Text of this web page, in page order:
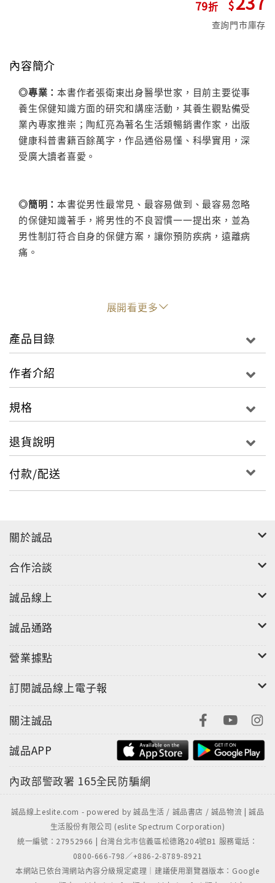
79
查詢門市庫存
內容簡介
◎專業： 本書作者張衛東出身醫學世家，目前主要從事
養生保健知識方面的研究和講座活動，其養生觀點備受
業內專家推崇；陶紅亮為著名生活類暢銷書作家，出版
健康科普書籍百餘萬字，作品通俗易懂、科學實用，深
受廣大讀者喜愛。
◎簡明： 本書從男性最常見、最容易做到、最容易忽略
的保健知識著手，將男性的不良習慣一一提出來，並為
男性制訂符合自身的保健方案，讓你預防疾病，遠離病
痛。
男性該養成怎樣的科學生活方式；生活方式和
疾病有哪些關聯；如何通過生活方式來調整及防治疾
病；如何通過對各種營養素的攝取來保持健康；五穀雜
糧該吃哪些、怎麼吃；和諧性愛有哪些要素？本書都有
擁有健康，才有追求成功的資本；擁有健康，才有享受
沒有健康，一切將成為空談！
體一旦出問題，對親人、家庭的影響和打擊更為沉重。
識著手，將男性的不良習慣一一提出來，並為男性制訂
要檢測自己的身體健康狀況，只要掌握一定的醫學常
識，就可以輕鬆做到！
本書讓男性瞭解到：該養成怎樣的科學生活方式；生活
方式和疾病有哪些關聯；如何通過生活方式來調整及防
治疾病；如何通過對各種營養素的攝取來保持健康；五
穀雜糧該吃哪些、怎麼吃；和諧性愛有哪些要素？
你從青年時期開始做起，就能讓你的健康在中年時仍達
到巔峰，並迎來健康長壽的晚年。
展開看更多
產品目錄
作者介紹
規格
退貨說明
付款/配送
關於誠品
合作洽談
誠品線上
誠品通路
營業據點
訂閱誠品線上電子報
關注誠品
誠品APP
內政部警政署 165全民防騙網
誠品線上eslite.com - powered by 誠品生活 / 誠品書店 / 誠品物流 | 誠品
生活股份有限公司 (eslite Spectrum Corporation)
統一編號：27952966 | 台灣台北市信義區松德路204號B1 服務電話：
0800-666-798／+886-2-8789-8921
本網站已依台灣網站內容分級規定處理｜建議使用瀏覽器版本：Google